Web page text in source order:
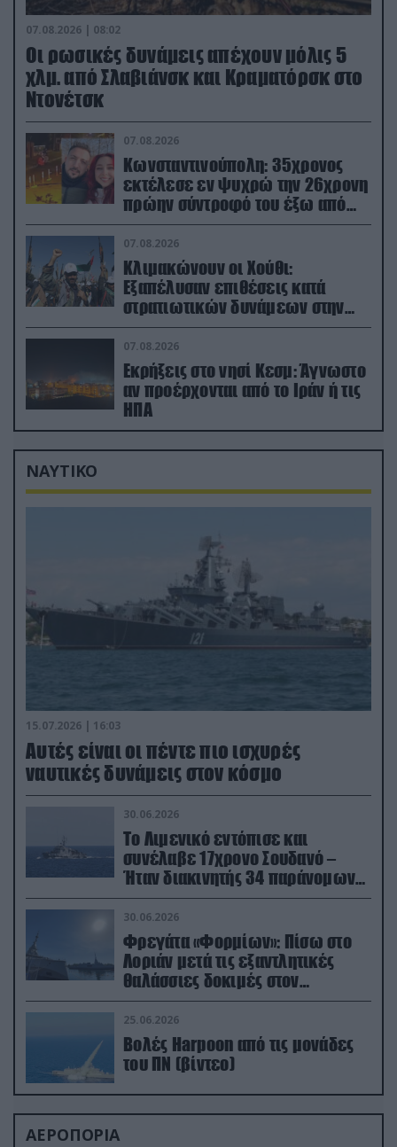
07.08.2026 | 08:02
Οι ρωσικές δυνάμεις απέχουν μόλις 5
χλμ. από Σλαβιάνσκ και Κραματόρσκ στο
Ντονέτσκ
07.08.2026
Κωνσταντινούπολη: 35χρονος
εκτέλεσε εν ψυχρώ την 26χρονη
πρώην σύντροφό του έξω από
φαρμακείο (βίντεο)
07.08.2026
Κλιμακώνουν οι Χούθι:
Eξαπέλυσαν επιθέσεις κατά
στρατιωτικών δυνάμεων στην
Υεμένη – Πλήγματα & στη
Σαουδική Αραβία!
07.08.2026
Εκρήξεις στο νησί Κεσμ: Άγνωστο
αν προέρχονται από το Ιράν ή τις
ΗΠΑ
ΝΑΥΤΙΚΟ
15.07.2026 | 16:03
Aυτές είναι οι πέντε πιο ισχυρές
ναυτικές δυνάμεις στον κόσμο
30.06.2026
Το Λιμενικό εντόπισε και
συνέλαβε 17χρονο Σουδανό –
Ήταν διακινητής 34 παράνομων
μεταναστών
30.06.2026
Φρεγάτα «Φορμίων»: Πίσω στο
Λοριάν μετά τις εξαντλητικές
θαλάσσιες δοκιμές στον
απαιτητικό Βισκαϊκό
25.06.2026
Βολές Harpoon από τις μονάδες
του ΠΝ (βίντεο)
ΑΕΡΟΠΟΡΙΑ